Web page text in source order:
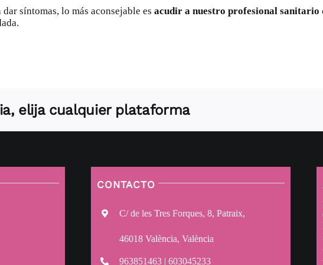
síntomas, lo más aconsejable es acudir a nuestro profesional sanitario
elija cualquier plataforma
CONTACTO
C/ de les Tres Forques, 8, Patraix,
46018 València, València
963851463 | 603045233